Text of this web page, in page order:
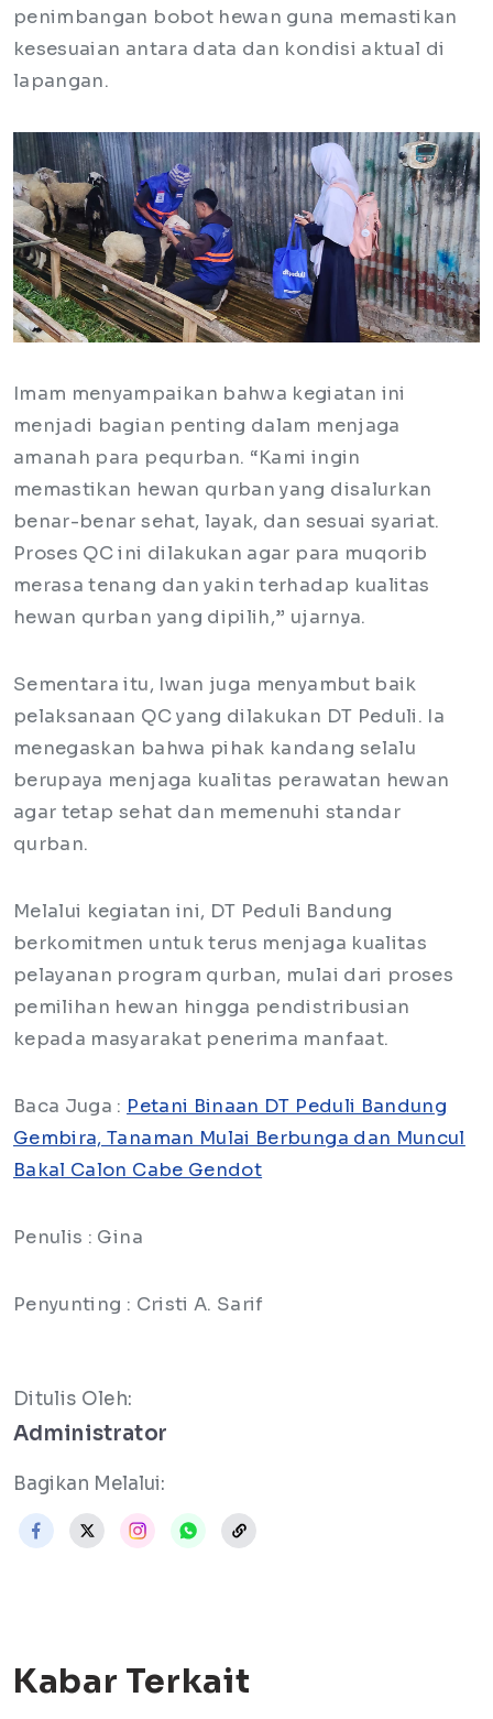
penimbangan bobot hewan guna memastikan
kesesuaian antara data dan kondisi aktual di
lapangan.
Imam menyampaikan bahwa kegiatan ini
menjadi bagian penting dalam menjaga
amanah para pequrban. “Kami ingin
memastikan hewan qurban yang disalurkan
benar-benar sehat, layak, dan sesuai syariat.
Proses QC ini dilakukan agar para muqorib
merasa tenang dan yakin terhadap kualitas
hewan qurban yang dipilih,” ujarnya.
Sementara itu, Iwan juga menyambut baik
pelaksanaan QC yang dilakukan DT Peduli. Ia
menegaskan bahwa pihak kandang selalu
berupaya menjaga kualitas perawatan hewan
agar tetap sehat dan memenuhi standar
qurban.
Melalui kegiatan ini, DT Peduli Bandung
berkomitmen untuk terus menjaga kualitas
pelayanan program qurban, mulai dari proses
pemilihan hewan hingga pendistribusian
kepada masyarakat penerima manfaat.
Baca Juga : Petani Binaan DT Peduli Bandung
Gembira, Tanaman Mulai Berbunga dan Muncul
Bakal Calon Cabe Gendot
Penulis : Gina
Penyunting : Cristi A. Sarif
Ditulis Oleh:
Administrator
Bagikan Melalui:
Kabar Terkait